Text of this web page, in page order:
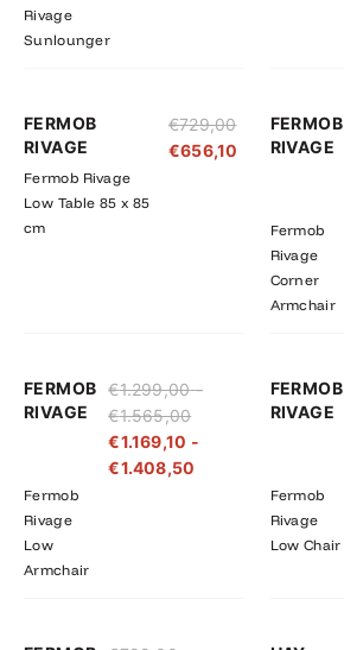
Rivage
Sunlounger
FERMOB
RIVAGE
Fermob Rivage
Low Table 85 x 85
cm
€729,00
€656,10
FERMOB
RIVAGE
Fermob
Rivage
Corner
Armchair
FERMOB
RIVAGE
Fermob
Rivage
Low
Armchair
€1.299,00 -
€1.565,00
€1.299,00
tot
€1.565,00
€1.169,10 -
€1.408,50
€1.169,10
€1.408,50
FERMOB
RIVAGE
Fermob
Rivage
Low Chair